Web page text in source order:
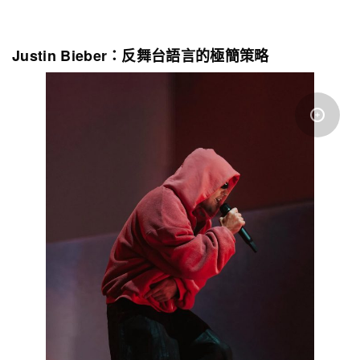
Justin Bieber：反舞台語言的極簡策略